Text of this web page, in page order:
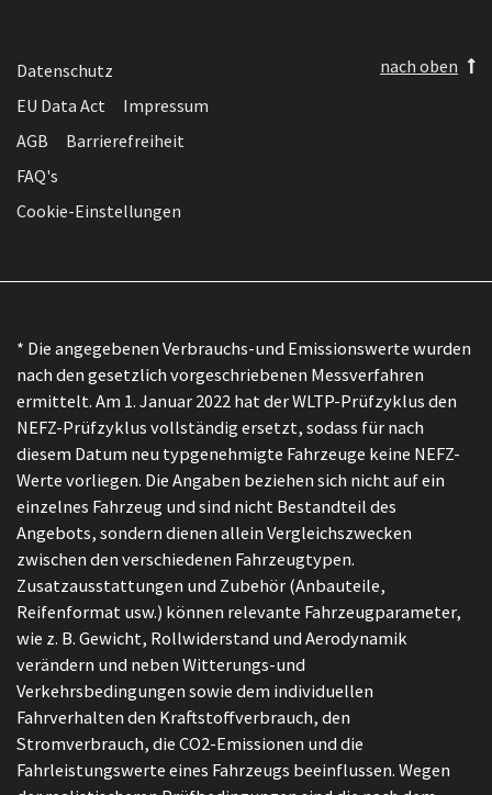
Datenschutz
EU Data Act
Impressum
AGB
Barrierefreiheit
FAQ's
Cookie-Einstellungen
nach oben
* Die angegebenen Verbrauchs-und Emissionswerte wurden
nach den gesetzlich vorgeschriebenen Messverfahren
ermittelt. Am 1. Januar 2022 hat der WLTP-Prüfzyklus den
NEFZ-Prüfzyklus vollständig ersetzt, sodass für nach
diesem Datum neu typgenehmigte Fahrzeuge keine NEFZ-
Werte vorliegen. Die Angaben beziehen sich nicht auf ein
einzelnes Fahrzeug und sind nicht Bestandteil des
Angebots, sondern dienen allein Vergleichszwecken
zwischen den verschiedenen Fahrzeugtypen.
Zusatzausstattungen und Zubehör (Anbauteile,
Reifenformat usw.) können relevante Fahrzeugparameter,
wie z. B. Gewicht, Rollwiderstand und Aerodynamik
verändern und neben Witterungs-und
Verkehrsbedingungen sowie dem individuellen
Fahrverhalten den Kraftstoffverbrauch, den
Stromverbrauch, die CO2-Emissionen und die
Fahrleistungswerte eines Fahrzeugs beeinflussen. Wegen